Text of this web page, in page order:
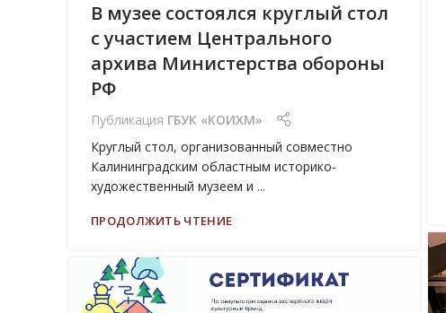
В музее состоялся круглый стол
с участием Центрального
архива Министерства обороны
РФ
Публикация ГБУК «КОИХМ»
Круглый стол, организованный совместно
Калининградским областным историко-
художественный музеем и ...
ПРОДОЛЖИТЬ ЧТЕНИЕ
06
ИЮЛ